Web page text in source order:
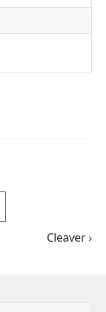
Cleaver ›